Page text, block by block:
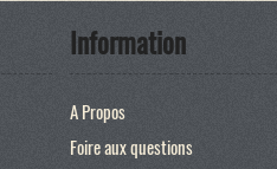
Information
A Propos
Foire aux questions